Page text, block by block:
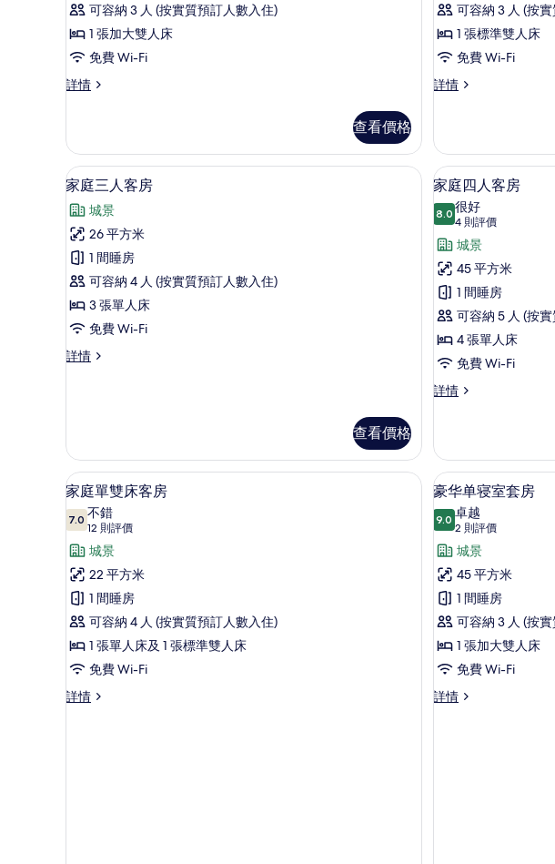
加
大
雙
人
的
相
片
可容納 3 人 (按實質預訂人數入住)
1 張加大雙人床
免費 Wi-Fi
詳情
行
雙
人
床
房
詳
情
查看價格
雙
人
房
的
可容納 3 人 (按
1 張標準雙人床
免費 Wi-Fi
詳情
優
房
詳
情
載
入
所
有
家
庭
三
客
片
家庭三人客房 | 房內夾萬、書桌、遮光窗簾/窗簾、熨斗/熨衫
3
家庭三人客房
城景
26 平方米
1 間睡房
可容納 4 人 (按實質預訂人數入住)
3 張單人床
免費 Wi-Fi
詳情
家
詳
情
查看價格
載
入
所
有
家
庭
四
人
客
房
片
3
家庭四人客房
8.08.0 分，滿分 10 分
很好
4 則評價
(4
則
評
價)
城景
45 平方米
1 間睡房
可容納 5 人 (按
4 張單人床
免費 Wi-Fi
詳情
家
客
房
詳
載
入
所
有
家
庭
單
雙
床
客
家庭單雙床客房 | 房內夾萬、書桌、遮光窗簾/窗簾、熨斗/熨
4
家庭單雙床客房
7.07.0 分，滿分 10 分
不錯
12 則評價
(12
則
評
價)
城景
22 平方米
1 間睡房
可容納 4 人 (按實質預訂人數入住)
1 張單人床及 1 張標準雙人床
免費 Wi-Fi
詳情
家
載
入
所
有
豪
华
单
寝
室
套
5
豪华单寝室套房
9.09.0 分，滿分 10 分
卓越
2 則評價
(2
則
評
價)
城景
45 平方米
1 間睡房
可容納 3 人 (按
1 張加大雙人床
免費 Wi-Fi
詳情
豪